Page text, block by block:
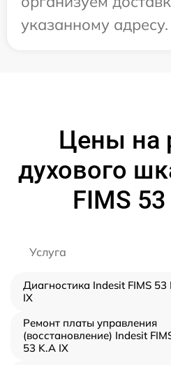
указанному адресу.
Цены на
духового
FIMS
Услуга
Диагностика Indesit FIMS 53
IX
Ремонт платы управления
(восстановление) Indesit
53 K.A IX